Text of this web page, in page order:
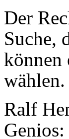
Der
Suche,
können
wählen.
Ralf